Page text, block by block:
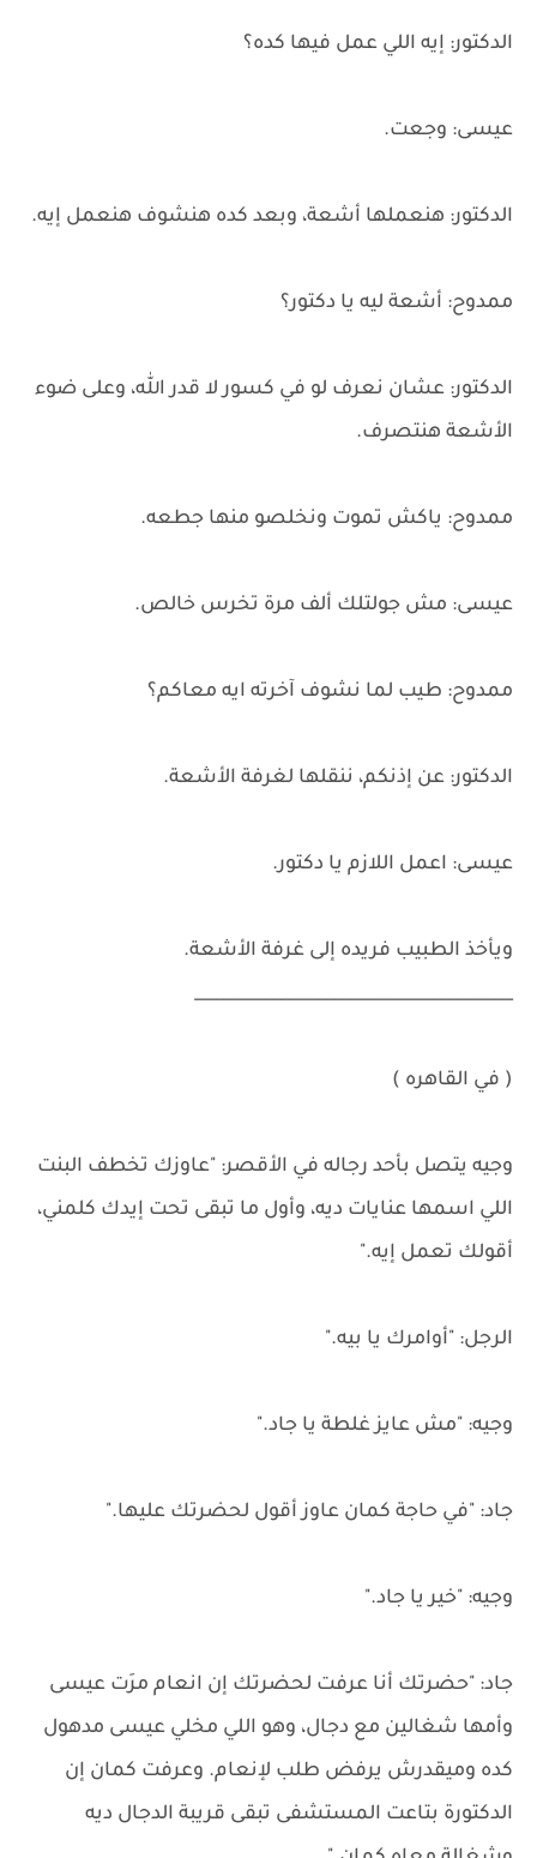
الدكتور: إيه اللي عمل فيها كده؟
عيسى: وجعت.
الدكتور: هنعملها أشعة، وبعد كده هنشوف هنعمل إيه.
ممدوح: أشعة ليه يا دكتور؟
الدكتور: عشان نعرف لو في كسور لا قدر الله، وعلى ضوء
الأشعة هنتصرف.
ممدوح: ياكش تموت ونخلصو منها جطعه.
عيسى: مش جولتلك ألف مرة تخرس خالص.
ممدوح: طيب لما نشوف آخرته ايه معاكم؟
الدكتور: عن إذنكم، ننقلها لغرفة الأشعة.
عيسى: اعمل اللازم يا دكتور.
ويأخذ الطبيب فريده إلى غرفة الأشعة.
______________________________________
( في القاهره )
وجيه يتصل بأحد رجاله في الأقصر: "عاوزك تخطف البنت
اللي اسمها عنايات ديه، وأول ما تبقى تحت إيدك كلمني،
أقولك تعمل إيه."
الرجل: "أوامرك يا بيه."
وجيه: "مش عايز غلطة يا جاد."
جاد: "في حاجة كمان عاوز أقول لحضرتك عليها."
وجيه: "خير يا جاد."
جاد: "حضرتك أنا عرفت لحضرتك إن انعام مرَت عيسى
وأمها شغالين مع دجال، وهو اللي مخلي عيسى مدهول
كده وميقدرش يرفض طلب لإنعام. وعرفت كمان إن
الدكتورة بتاعت المستشفى تبقى قريبة الدجال ديه